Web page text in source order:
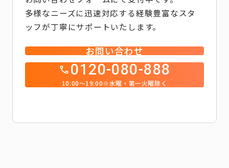
多様なニーズに迅速対応する経験豊富なスタ
ッフが丁寧にサポートいたします。
お問い合わせ
0120-080-888
10:00～19:00※水曜・第一火曜除く